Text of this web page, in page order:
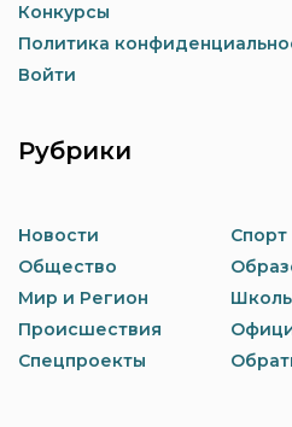
Конкурсы
Политика
Войти
Рубрики
Новости
Общество
Мир и Регион
Происшествия
Спецпроекты
Спорт